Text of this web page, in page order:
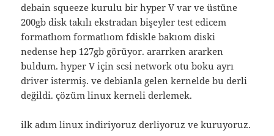
debain squeeze kurulu bir hyper V var ve üstüne
200gb disk takılı ekstradan bişeyler test edicem
formatlıom formatlıom fdiskle bakıom diski
nedense hep 127gb görüyor. ararrken ararken
buldum. hyper V için scsi network otu boku ayrı
driver istermiş. ve debianla gelen kernelde bu derli
değildi. çözüm linux kerneli derlemek.
ilk adım linux indiriyoruz derliyoruz ve kuruyoruz.